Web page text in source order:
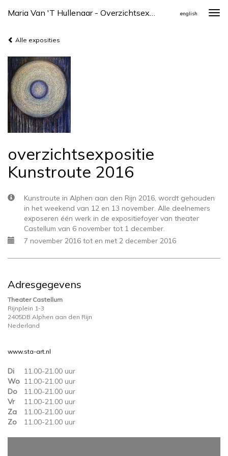
Maria Van 't Hullenaar - Overzichtsexpositie Kunstroute 2016 english
Alle exposities
overzichtsexpositie
Kunstroute 2016
Kunstroute in Alphen aan den Rijn 2016, wordt gehouden
in het weekend van 12 en 13 november. Alle deelnemers
exposeren één werk in de expositiefoyer van theater
Castellum van 6 november tot 1 december.
7 november 2016 tot en met 2 december 2016
Adresgegevens
Theater Castellum
Rijnplein 1-3
2405DB Alphen aan den Rijn
Nederland
www.sta-art.nl
Di
11.00-21.00 uur
Wo 11.00-21.00 uur
Do
11.00-21.00 uur
Vr
11.00-21.00 uur
Za
11.00-21.00 uur
Zo
11.00-21.00 uur